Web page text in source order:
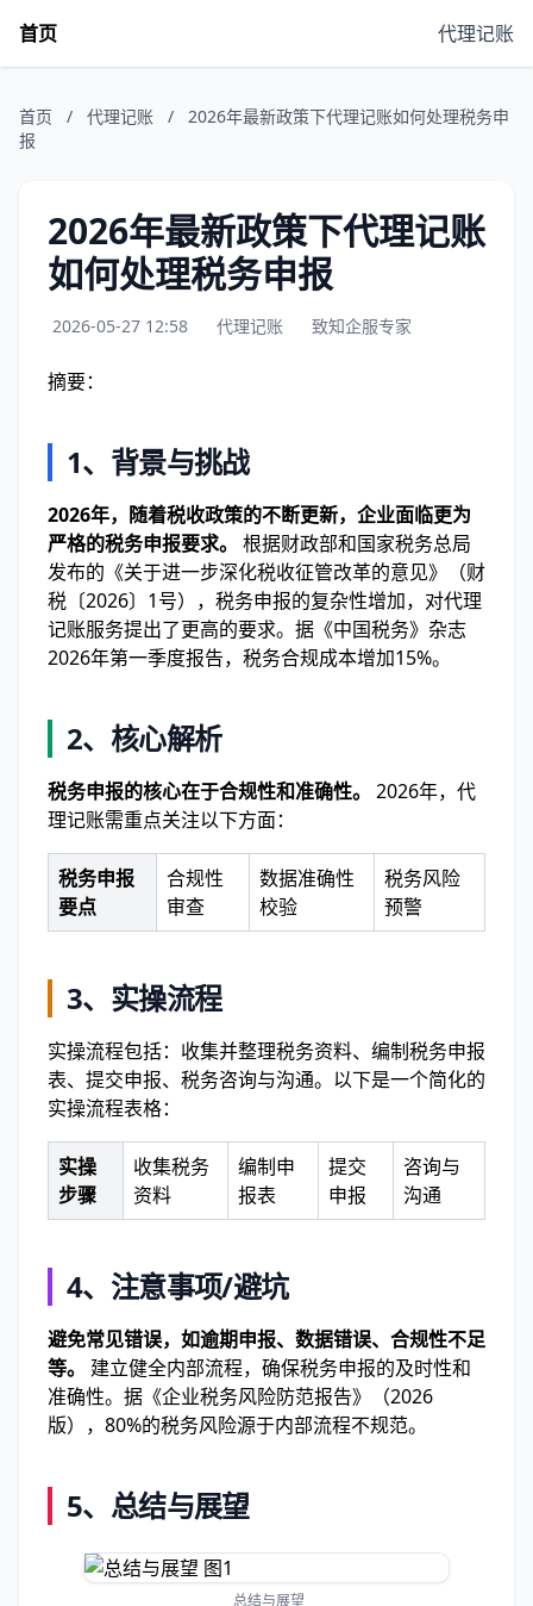
首页 代理记账
首页 / 代理记账 /
2026年最新政策下代理记账如何处理税务申
报
2026年最新政策下代理记账
如何处理税务申报
2026-05-27 12:58 代理记账 致知企服专家
摘要：
1、背景与挑战
2026年，随着税收政策的不断更新，企业面临更为
严格的税务申报要求。 根据财政部和国家税务总局
发布的《关于进一步深化税收征管改革的意见》（财
税〔2026〕1号），税务申报的复杂性增加，对代理
记账服务提出了更高的要求。据《中国税务》杂志
2026年第一季度报告，税务合规成本增加15%。
2、核心解析
税务申报的核心在于合规性和准确性。 2026年，代
理记账需重点关注以下方面：
税务申报
要点
合规性
审查
数据准确性
校验
税务风险
预警
3、实操流程
实操流程包括：收集并整理税务资料、编制税务申报
表、提交申报、税务咨询与沟通。以下是一个简化的
实操流程表格：
实操
步骤
收集税务
资料
编制申
报表
提交
申报
咨询与
沟通
4、注意事项/避坑
避免常见错误，如逾期申报、数据错误、合规性不足
等。
建立健全内部流程，确保税务申报的及时性和
准确性。据《企业税务风险防范报告》（2026
版），80%的税务风险源于内部流程不规范。
5、总结与展望
总结与展望